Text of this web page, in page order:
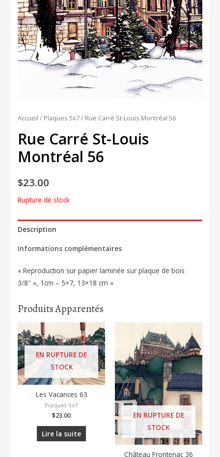
Accueil / Plaques 5x7/ Rue Carré St-Louis Montréal 56
Rue Carré St-Louis
Montréal 56
$23.00
Rupture de stock
Description
Informations complémentaires
« Reproduction sur papier laminée sur plaque de bois
3/8″ », 1cm – 5×7, 13×18 cm »
Produits Apparentés
EN RUPTURE DE
STOCK
Les Vacances 63
Plaques 5x7
$23.00
Lire la suite
EN RUPTURE DE
STOCK
Château Frontenac 36